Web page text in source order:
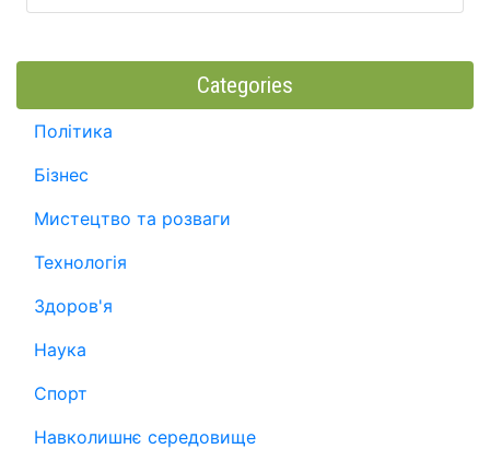
Categories
Політика
Бізнес
Мистецтво та розваги
Технологія
Здоров'я
Наука
Спорт
Навколишнє середовище